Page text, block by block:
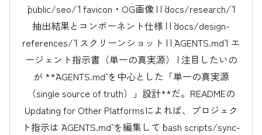
`public/seo/` | favicon・OG画像 | | `docs/research/` |
抽出結果とコンポーネント仕様 | | `docs/design-
references/` | スクリーンショット | | `AGENTS.md` | エ
ージェント指示書（単一の真実源） | 注目したいの
が **`AGENTS.md` を中心とした「単一の真実源
（single source of truth）」設計**だ。READMEの
Updating for Other Platformsによれば、プロジェク
ト指示は `AGENTS.md` を編集して `bash scripts/sync-